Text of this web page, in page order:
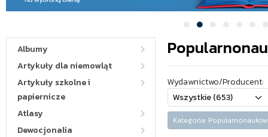
Albumy
Artykuły dla niemowląt
Artykuły szkolne i
papiernicze
Atlasy
Dewocjonalia
Wydawnictwo/Producent:
Kategoria: